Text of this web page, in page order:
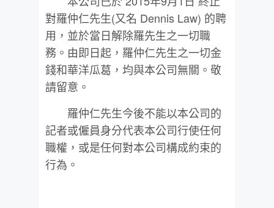
中
對羅仲仁先生(又名 Dennis Law) 的聘
用，並於當日解除羅先生之一切職
務。由即日起，羅仲仁先生之一切金
錢和華洋瓜葛，均與本公司無關。敬
請留意。
羅仲仁先生今後不能以本公司的
記者或僱員身分代表本公司行使任何
職權，或是任何對本公司構成約束的
行為。